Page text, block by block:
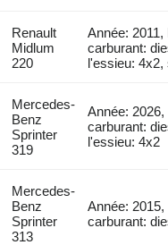
Renault
Midlum
220
Année:
carburant:
l'essieu:
Mercedes-
Benz
Sprinter
319
Année:
carburant:
l'essieu: 4x2
Mercedes-
Benz
Sprinter
313
Année:
carburant: